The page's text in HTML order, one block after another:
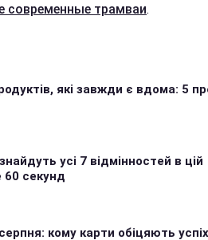
современные трамваи.
які завжди є вдома: 5
усі 7 відмінностей в цій
60 секунд
кому карти обіцяють